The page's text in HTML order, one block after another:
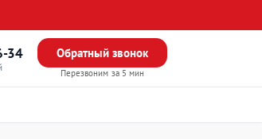
34 Обратный звонок
Перезвоним за 5 мин